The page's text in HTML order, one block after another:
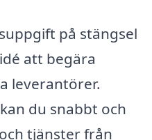
på stängsel
att begära
leverantörer.
du snabbt och
tjänster från